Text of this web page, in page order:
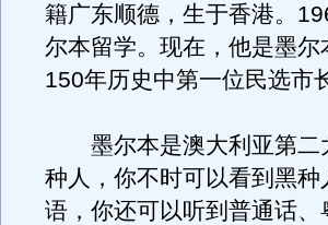
籍广东顺德，生于香港。
尔本留学。现在，他是墨
150年历史中第一位民选市
墨尔本是澳大利亚第二
种人，你不时可以看到黑
语，你还可以听到普通话